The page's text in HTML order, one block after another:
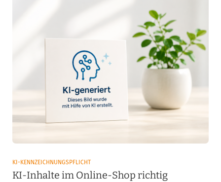
KI-KENNZEICHNUNGSPFLICHT
KI-Inhalte im Online-Shop richtig